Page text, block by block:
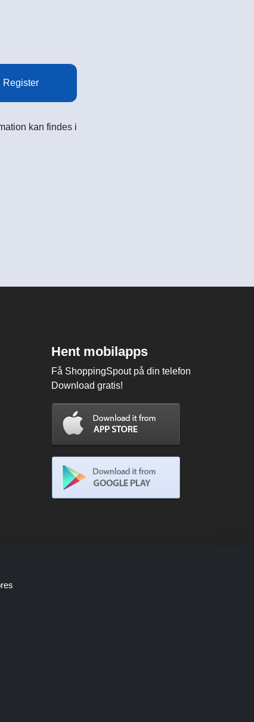
Register
kan findes i
Hent mobilapps
Få ShoppingSpout på din telefon
Download gratis!
dk optjener kun